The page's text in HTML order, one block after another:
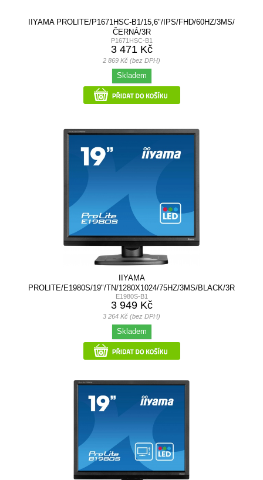
IIYAMA PROLITE/P1671HSC-B1/15,6"/IPS/FHD/60HZ/3MS/
ČERNÁ/3R
P1671HSC-B1
3 471 Kč
2 869 Kč (bez DPH)
Skladem
IIYAMA
PROLITE/E1980S/19"/TN/1280X1024/75HZ/3MS/BLACK/3R
E1980S-B1
3 949 Kč
3 264 Kč (bez DPH)
Skladem